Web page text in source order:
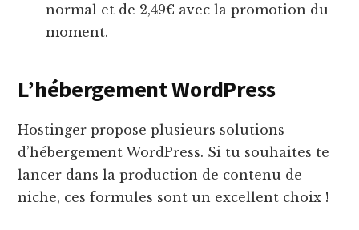
normal et de 2,49€ avec la promotion du
moment.
L’hébergement WordPress
Hostinger propose plusieurs solutions
d’hébergement WordPress. Si tu souhaites te
lancer dans la production de contenu de
niche, ces formules sont un excellent choix !